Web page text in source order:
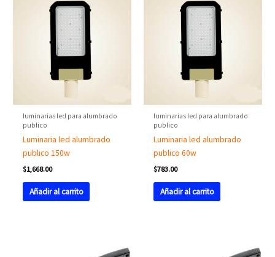
luminarias led para alumbrado
publico
Luminaria led alumbrado
publico 150w
$1,668.00
Añadir al carrito
luminarias led para alumbrado
publico
Luminaria led alumbrado
publico 60w
$783.00
Añadir al carrito